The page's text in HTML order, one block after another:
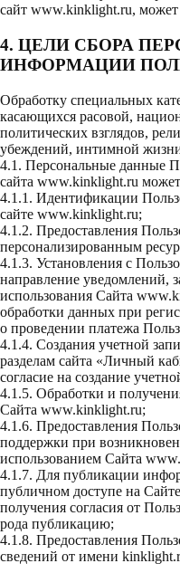
сайт www.kinklight.ru, может
4. ЦЕЛИ СБОРА
ИНФОРМАЦИИ
Обработку специальных
касающихся расовой,
политических взглядов,
убеждений, интимной
4.1. Персональные данные
сайта www.kinklight.ru
4.1.1. Идентификации
сайте www.kinklight.ru;
4.1.2. Предоставления
персонализированным
4.1.3. Установления с
направление уведомлений,
использования Сайта
обработки данных при
о проведении платежа
4.1.4. Создания учетной
разделам сайта «Личный
согласие на создание
4.1.5. Обработки и
Сайта www.kinklight.ru;
4.1.6. Предоставления
поддержки при
использованием Сайта
4.1.7. Для публикации
публичном доступе на Сайте
получения согласия от
рода публикацию;
4.1.8. Предоставления
сведений от имени